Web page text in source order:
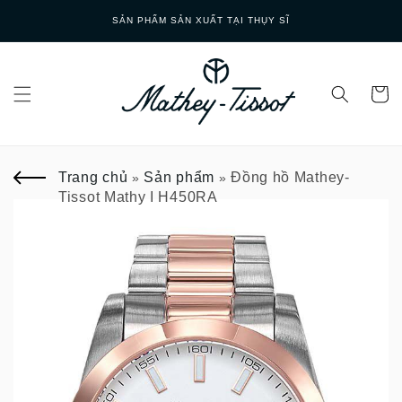
SẢN PHẨM SẢN XUẤT TẠI THỤY SĨ
Trang chủ » Sản phẩm »Đồng hồ Mathey-
Tissot Mathy I H450RA